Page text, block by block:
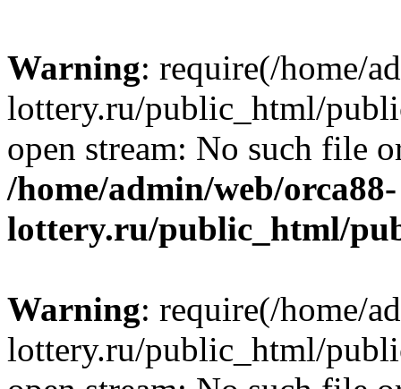
Warning: require(/home/
lottery.ru/public_html/
open stream: No such file
/home/admin/web/orca88-
lottery.ru/public_html/
Warning: require(/home/
lottery.ru/public_html/